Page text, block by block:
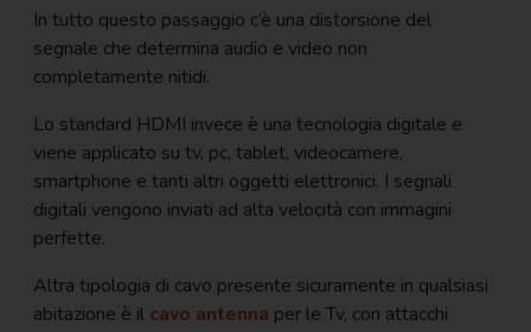
In tutto questo passaggio c’è una distorsione del
segnale che determina audio e video non
completamente nitidi.
Lo standard HDMI invece è una tecnologia digitale e
viene applicato su tv, pc, tablet, videocamere,
smartphone e tanti altri oggetti elettronici. I segnali
digitali vengono inviati ad alta velocità con immagini
perfette.
Altra tipologia di cavo presente sicuramente in qualsiasi
abitazione è il cavo antenna per le Tv, con attacchi